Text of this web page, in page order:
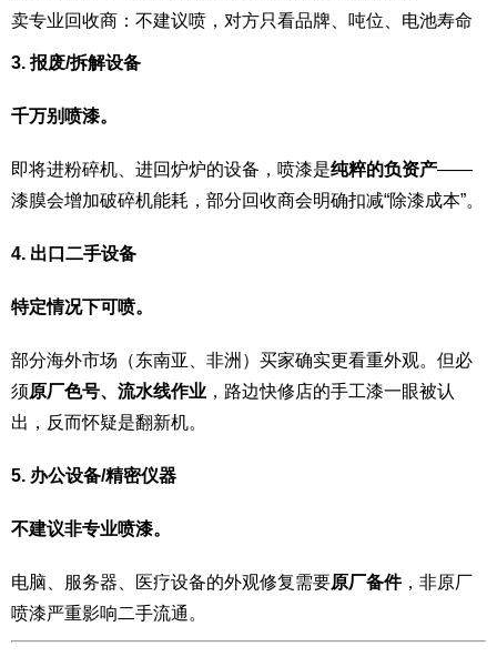
卖专业回收商：不建议喷，对方只看品牌、吨位、电池寿命
3. 报废/拆解设备
千万别喷漆。
即将进粉碎机、进回炉炉的设备，喷漆是纯粹的负资产——
漆膜会增加破碎机能耗，部分回收商会明确扣减“除漆成本”。
4. 出口二手设备
特定情况下可喷。
部分海外市场（东南亚、非洲）买家确实更看重外观。但必
须原厂色号、流水线作业 ，路边快修店的手工漆一眼被认
出，反而怀疑是翻新机。
5. 办公设备/精密仪器
不建议非专业喷漆。
电脑、服务器、医疗设备的外观修复需要原厂备件，非原厂
喷漆严重影响二手流通。